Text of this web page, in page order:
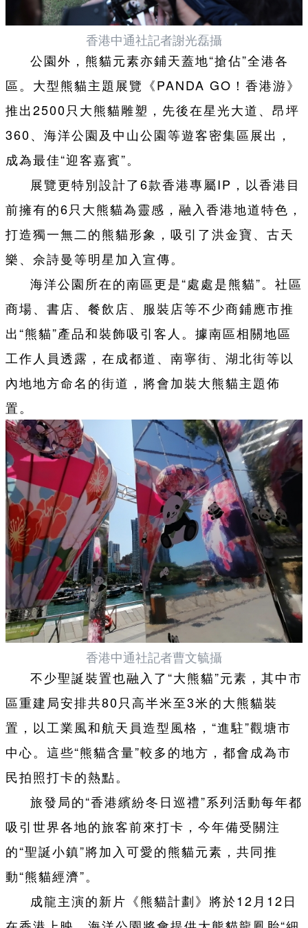
香港中通社記者謝光磊攝
公園外，熊貓元素亦鋪天蓋地“搶佔”全港各
區。大型熊貓主題展覽《PANDA GO！香港游》
推出2500只大熊貓雕塑，先後在星光大道、昂坪
360、海洋公園及中山公園等遊客密集區展出，
成為最佳“迎客嘉賓”。
展覽更特別設計了6款香港專屬IP，以香港目
前擁有的6只大熊貓為靈感，融入香港地道特色，
打造獨一無二的熊貓形象，吸引了洪金寶、古天
樂、佘詩曼等明星加入宣傳。
海洋公園所在的南區更是“處處是熊貓”。社區
商場、書店、餐飲店、服裝店等不少商鋪應市推
出“熊貓”產品和裝飾吸引客人。據南區相關地區
工作人員透露，在成都道、南寧街、湖北街等以
內地地方命名的街道，將會加裝大熊貓主題佈
置。
香港中通社記者曹文毓攝
不少聖誕裝置也融入了“大熊貓”元素，其中市
區重建局安排共80只高半米至3米的大熊貓裝
置，以工業風和航天員造型風格，“進駐”觀塘市
中心。這些“熊貓含量”較多的地方，都會成為市
民拍照打卡的熱點。
旅發局的“香港繽紛冬日巡禮”系列活動每年都
吸引世界各地的旅客前來打卡，今年備受關注
的“聖誕小鎮”將加入可愛的熊貓元素，共同推
動“熊貓經濟”。
成龍主演的新片《熊貓計劃》將於12月12日